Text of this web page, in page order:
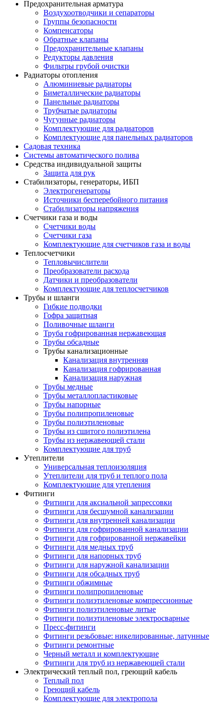
Предохранительная арматура
Воздухоотводчики и сепараторы
Группы безопасности
Компенсаторы
Обратные клапаны
Предохранительные клапаны
Редукторы давления
Фильтры грубой очистки
Радиаторы отопления
Алюминиевые радиаторы
Биметаллические радиаторы
Панельные радиаторы
Трубчатые радиаторы
Чугунные радиаторы
Комплектующие для радиаторов
Комплектующие для панельных радиаторов
Садовая техника
Системы автоматического полива
Средства индивидуальной защиты
Защита для рук
Стабилизаторы, генераторы, ИБП
Электрогенераторы
Источники бесперебойного питания
Стабилизаторы напряжения
Счетчики газа и воды
Счетчики воды
Счетчики газа
Комплектующие для счетчиков газа и воды
Теплосчетчики
Тепловычислители
Преобразователи расхода
Датчики и преобразователи
Комплектующие для теплосчетчиков
Трубы и шланги
Гибкие подводки
Гофра защитная
Поливочные шланги
Труба гофрированная нержавеющая
Трубы обсадные
Трубы канализационные
Канализация внутренняя
Канализация гофрированная
Канализация наружная
Трубы медные
Трубы металлопластиковые
Трубы напорные
Трубы полипропиленовые
Трубы полиэтиленовые
Трубы из сшитого полиэтилена
Трубы из нержавеющей стали
Комплектующие для труб
Утеплители
Универсальная теплоизоляция
Утеплители для труб и теплого пола
Комплектующие для утепления
Фитинги
Фитинги для аксиальной запрессовки
Фитинги для бесшумной канализации
Фитинги для внутренней канализации
Фитинги для гофрированной канализации
Фитинги для гофрированной нержавейки
Фитинги для медных труб
Фитинги для напорных труб
Фитинги для наружной канализации
Фитинги для обсадных труб
Фитинги обжимные
Фитинги полипропиленовые
Фитинги полиэтиленовые компрессионные
Фитинги полиэтиленовые литые
Фитинги полиэтиленовые электросварные
Пресс-фитинги
Фитинги резьбовые: никелированные, латунные
Фитинги ремонтные
Черный металл и комплектующие
Фитинги для труб из нержавеющей стали
Электрический теплый пол, греющий кабель
Теплый пол
Греющий кабель
Комплектующие для электропола